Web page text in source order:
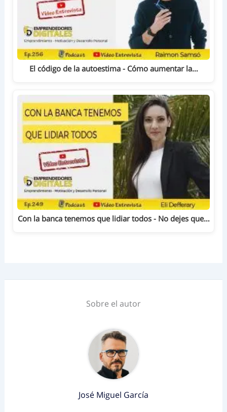
El código de la autoestima - Cómo aumentar la…
Con la banca tenemos que lidiar todos - No dejes que…
Sobre el autor
José Miguel García